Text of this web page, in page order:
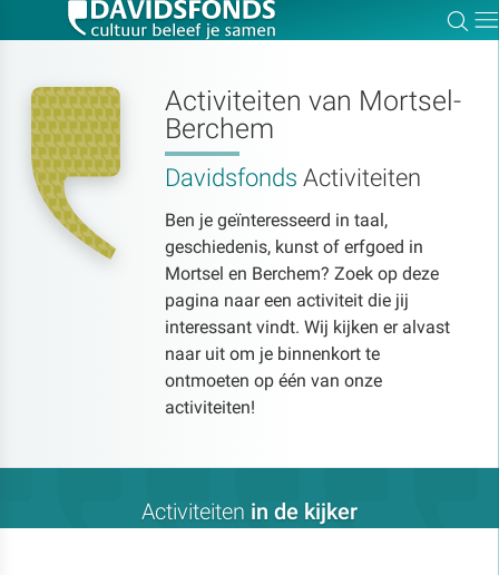
Activiteiten van Mortsel-
Berchem
Davidsfonds Activiteiten
Ben je geïnteresseerd in taal,
geschiedenis, kunst of erfgoed in
Mortsel en Berchem? Zoek op deze
pagina naar een activiteit die jij
interessant vindt. Wij kijken er alvast
naar uit om je binnenkort te
ontmoeten op één van onze
activiteiten!
Activiteiten in de kijker
Zoek:
Zoeken